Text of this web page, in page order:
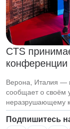
CTS
Верона, Италия —
сообщает о своём
неразрушающему
Подпишитесь